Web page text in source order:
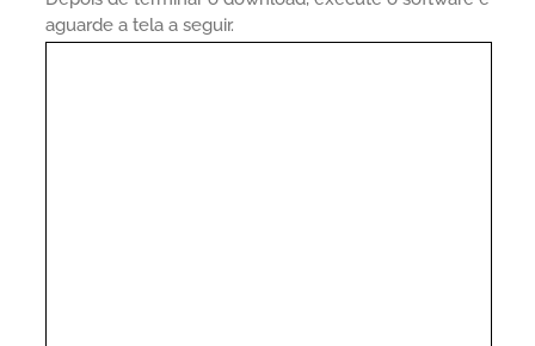
aguarde a tela a seguir.